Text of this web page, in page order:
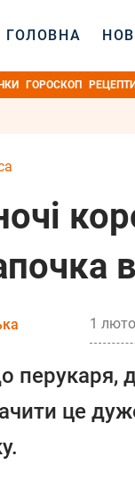
ГОЛОВНА
ГОРОСКОП РЕЦЕПТИ
1
перукаря,
це